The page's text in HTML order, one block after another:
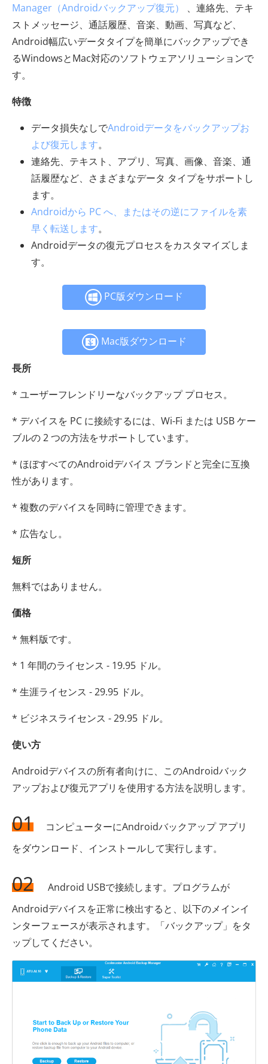
Manager（Androidバックアップ復元）
、連絡先、テキ
ストメッセージ、通話履歴、音楽、動画、写真など、
Android幅広いデータタイプを簡単にバックアップでき
るWindowsとMac対応のソフトウェアソリューションで
す。
特徴
データ損失なしでAndroidデータをバックアップお
よび復元します。
連絡先、テキスト、アプリ、写真、画像、音楽、通
話履歴など、さまざまなデータ タイプをサポートし
ます。
Androidから PC へ、またはその逆にファイルを素
早く転送します。
Androidデータの復元プロセスをカスタマイズしま
す。
PC版ダウンロード
Mac版ダウンロード
長所
* ユーザーフレンドリーなバックアップ プロセス。
* デバイスを PC に接続するには、Wi-Fi または USB ケー
ブルの 2 つの方法をサポートしています。
* ほぼすべてのAndroidデバイス ブランドと完全に互換
性があります。
* 複数のデバイスを同時に管理できます。
* 広告なし。
短所
無料ではありません。
価格
* 無料版です。
* 1 年間のライセンス - 19.95 ドル。
* 生涯ライセンス - 29.95 ドル。
* ビジネスライセンス - 29.95 ドル。
使い方
Androidデバイスの所有者向けに、このAndroidバック
アップおよび復元アプリを使用する方法を説明します。
01
コンピューターにAndroidバックアップ アプリ
をダウンロード、インストールして実行します。
02
Android USBで接続します。プログラムが
Androidデバイスを正常に検出すると、以下のメインイ
ンターフェースが表示されます。「バックアップ」をタ
ップしてください。